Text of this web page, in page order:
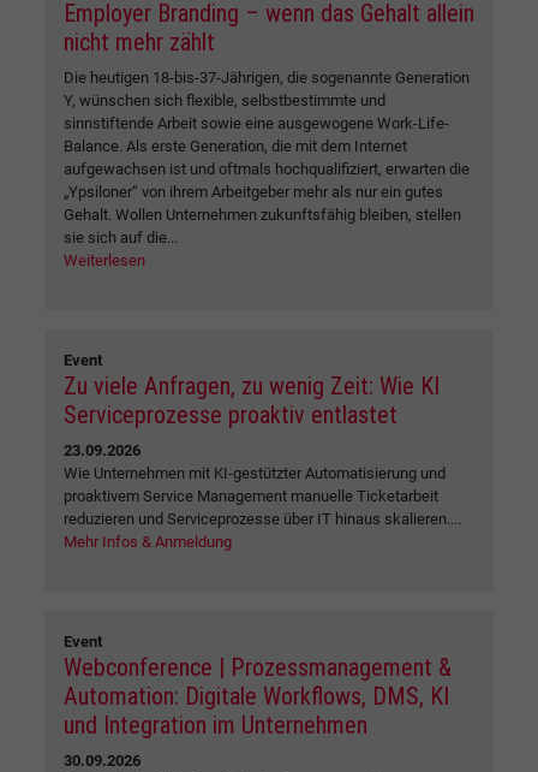
Employer Branding – wenn das Gehalt allein
nicht mehr zählt
Die heutigen 18-bis-37-Jährigen, die sogenannte Generation
Y, wünschen sich flexible, selbstbestimmte und
sinnstiftende Arbeit sowie eine ausgewogene Work-Life-
Balance. Als erste Generation, die mit dem Internet
aufgewachsen ist und oftmals hochqualifiziert, erwarten die
„Ypsiloner“ von ihrem Arbeitgeber mehr als nur ein gutes
Gehalt. Wollen Unternehmen zukunftsfähig bleiben, stellen
sie sich auf die...
Weiterlesen
Event
Zu viele Anfragen, zu wenig Zeit: Wie KI
Serviceprozesse proaktiv entlastet
23.09.2026
Wie Unternehmen mit KI-gestützter Automatisierung und
proaktivem Service Management manuelle Ticketarbeit
reduzieren und Serviceprozesse über IT hinaus skalieren....
Mehr Infos & Anmeldung
Event
Webconference | Prozessmanagement &
Automation: Digitale Workflows, DMS, KI
und Integration im Unternehmen
30.09.2026